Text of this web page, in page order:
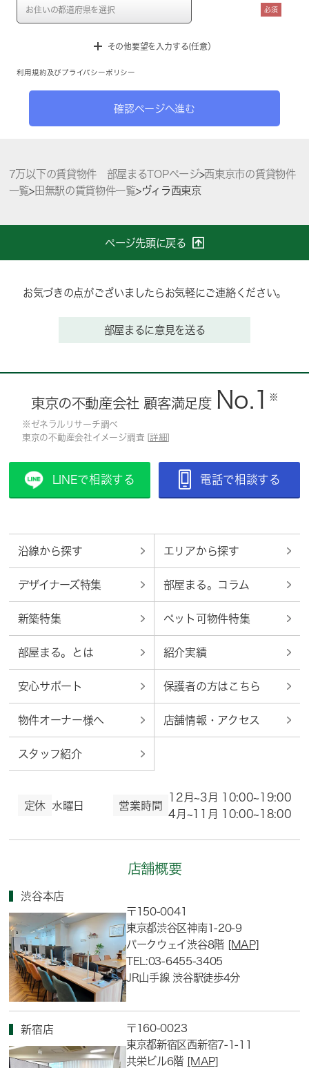
必須
その他要望を入力する(任意）
利用規約 及び プライバシーポリシー
確認ページへ進む
7万以下の賃貸物件 部屋まるTOPページ>西東京市の賃貸物件
一覧>田無駅の賃貸物件一覧>ヴィラ西東京
ページ先頭に戻る
お気づきの点がございましたらお気軽にご連絡ください。
部屋まるに意見を送る
東京の不動産会社 顧客満足度 No.1 ※
※ゼネラルリサーチ調べ
東京の不動産会社イメージ調査 [ 詳細
LINEで相談する 電話で相談する
沿線から探す エリアから探す
デザイナーズ特集 部屋まる。コラム
新築特集 ペット可物件特集
部屋まる。とは 紹介実績
安心サポート 保護者の方はこちら
物件オーナー様へ 店舗情報・アクセス
スタッフ紹介
定休 水曜日 営業時間
12月~3月 10:00~19:00
4月~11月 10:00~18:00
店舗概要
渋谷本店
〒150-0041
東京都渋谷区神南1-20-9
パークウェイ渋谷8階 [MAP]
TEL:03-6455-3405
JR山手線 渋谷駅徒歩4分
新宿店
〒160-0023
東京都新宿区西新宿7-1-11
共栄ビル6階 [MAP]